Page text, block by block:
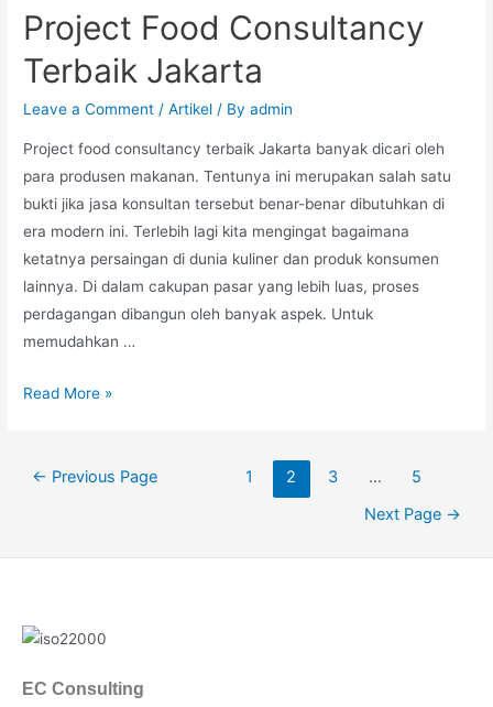
Project Food Consultancy
Terbaik Jakarta
Leave a Comment /Artikel / Byadmin
Project food consultancy terbaik Jakarta banyak dicari oleh
para produsen makanan. Tentunya ini merupakan salah satu
bukti jika jasa konsultan tersebut benar-benar dibutuhkan di
era modern ini. Terlebih lagi kita mengingat bagaimana
ketatnya persaingan di dunia kuliner dan produk konsumen
lainnya. Di dalam cakupan pasar yang lebih luas, proses
perdagangan dibangun oleh banyak aspek. Untuk
memudahkan …
Read More »
← Previous Page 1 2 3 …
5
Next Page →
EC Consulting